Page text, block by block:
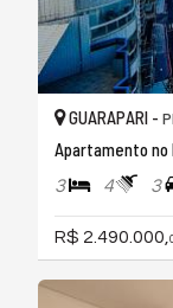
GUARAPARI -
Apartamento no
3 4 3
R$ 2.490.000,